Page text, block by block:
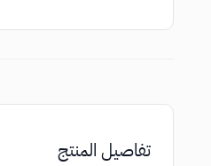
تفاصيل المنتج